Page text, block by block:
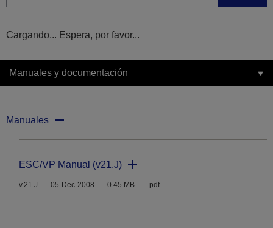
Cargando... Espera, por favor...
Manuales y documentación
Manuales
ESC/VP Manual (v21.J)
v.21.J 05-Dec-2008 0.45 MB .pdf